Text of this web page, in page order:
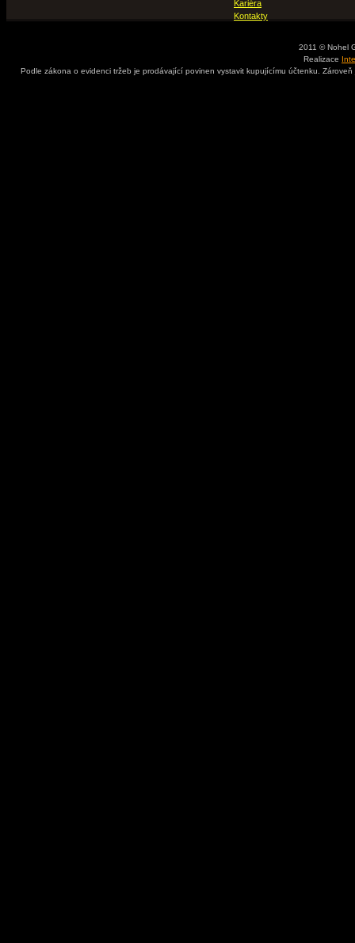
Kariéra
Kontakty
2011 © Nohel
Realizace
Podle zákona o evidenci tržeb je prodávající povinen vystavit kupujícímu účtenku.